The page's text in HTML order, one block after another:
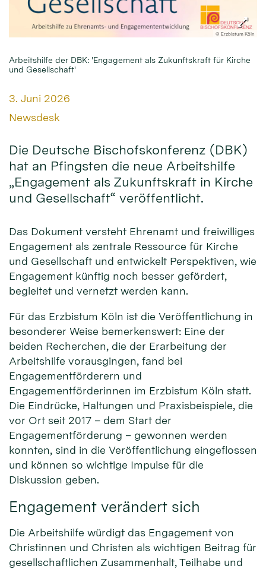
© Erzbistum Köln
Arbeitshilfe der DBK: 'Engagement als Zukunftskraft für Kirche
und Gesellschaft'
Datum:
3. Juni 2026
Von:
Newsdesk
Die Deutsche Bischofskonferenz (DBK)
hat an Pfingsten die neue Arbeitshilfe
„Engagement als Zukunftskraft in Kirche
und Gesellschaft“ veröffentlicht.
Das Dokument versteht Ehrenamt und freiwilliges
Engagement als zentrale Ressource für Kirche
und Gesellschaft und entwickelt Perspektiven, wie
Engagement künftig noch besser gefördert,
begleitet und vernetzt werden kann.
Für das Erzbistum Köln ist die Veröffentlichung in
besonderer Weise bemerkenswert: Eine der
beiden Recherchen, die der Erarbeitung der
Arbeitshilfe vorausgingen, fand bei
Engagementförderern und
Engagementförderinnen im Erzbistum Köln statt.
Die Eindrücke, Haltungen und Praxisbeispiele, die
vor Ort seit 2017 – dem Start der
Engagementförderung – gewonnen werden
konnten, sind in die Veröffentlichung eingeflossen
und können so wichtige Impulse für die
Diskussion geben.
Engagement verändert sich
Die Arbeitshilfe würdigt das Engagement von
Christinnen und Christen als wichtigen Beitrag für
gesellschaftlichen Zusammenhalt, Teilhabe und